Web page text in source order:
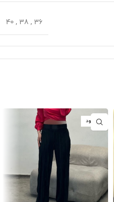
36
,
38
,
40
ناموجود